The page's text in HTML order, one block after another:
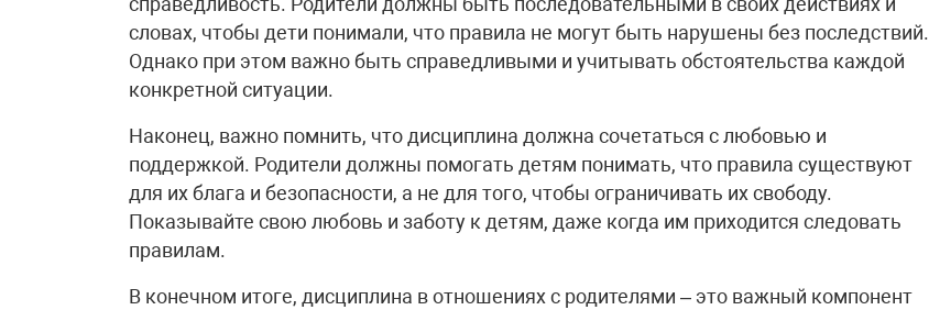
словах, чтобы дети понимали, что правила не могут быть нарушены без последствий.
Однако при этом важно быть справедливыми и учитывать обстоятельства каждой
конкретной ситуации.
Наконец, важно помнить, что дисциплина должна сочетаться с любовью и
поддержкой. Родители должны помогать детям понимать, что правила существуют
для их блага и безопасности, а не для того, чтобы ограничивать их свободу.
Показывайте свою любовь и заботу к детям, даже когда им приходится следовать
правилам.
В конечном итоге, дисциплина в отношениях с родителями – это важный компонент